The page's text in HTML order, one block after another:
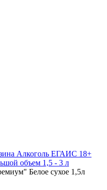
Алкоголь ЕГАИС 18+
объем 1,5 - 3 л
Белое сухое 1,5л